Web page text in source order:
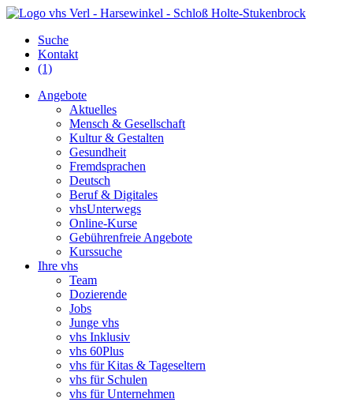
Suche
Kontakt
(1)
Angebote
Aktuelles
Mensch & Gesellschaft
Kultur & Gestalten
Gesundheit
Fremdsprachen
Deutsch
Beruf & Digitales
vhsUnterwegs
Online-Kurse
Gebührenfreie Angebote
Kurssuche
Ihre vhs
Team
Dozierende
Jobs
Junge vhs
vhs Inklusiv
vhs 60Plus
vhs für Kitas & Tageseltern
vhs für Schulen
vhs für Unternehmen